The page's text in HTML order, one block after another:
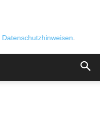
Datenschutzhinweisen